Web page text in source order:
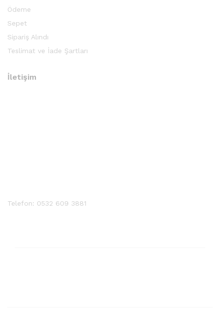
Ödeme
Sepet
Sipariş Alındı
Teslimat ve İade Şartları
İletişim
Telefon: 0532 609 3881